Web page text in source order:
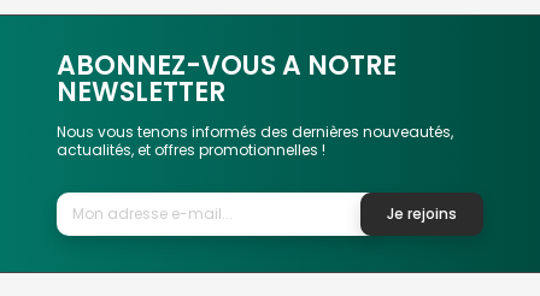
ABONNEZ-VOUS A NOTRE
NEWSLETTER
Nous vous tenons informés des dernières nouveautés,
actualités, et offres promotionnelles !
Je rejoins